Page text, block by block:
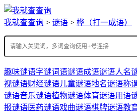
我就查查询 > 谜语 > 桦（打一成语）
趣味谜语字谜词语谜语成语谜语人名
视谜语财经谜语儿童谜语地名谜语称
谜语音乐谜语植物谜语体育谜语用语
报谜语医药谜语戏曲谜语棋牌谜语教